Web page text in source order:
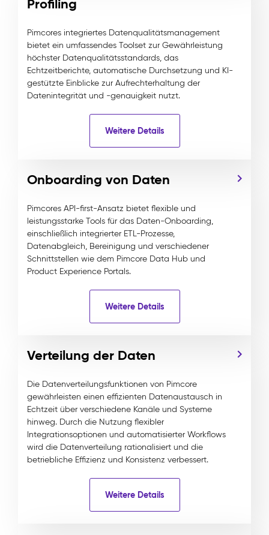
Profiling
Pimcores integriertes Datenqualitätsmanagement
bietet ein umfassendes Toolset zur Gewährleistung
höchster Datenqualitätsstandards, das
Echtzeitberichte, automatische Durchsetzung und KI-
gestützte Einblicke zur Aufrechterhaltung der
Datenintegrität und -genauigkeit nutzt.
Weitere Details
Onboarding von Daten
Pimcores API-first-Ansatz bietet flexible und
leistungsstarke Tools für das Daten-Onboarding,
einschließlich integrierter ETL-Prozesse,
Datenabgleich, Bereinigung und verschiedener
Schnittstellen wie dem Pimcore Data Hub und
Product Experience Portals.
Weitere Details
Verteilung der Daten
Die Datenverteilungsfunktionen von Pimcore
gewährleisten einen effizienten Datenaustausch in
Echtzeit über verschiedene Kanäle und Systeme
hinweg. Durch die Nutzung flexibler
Integrationsoptionen und automatisierter Workflows
wird die Datenverteilung rationalisiert und die
betriebliche Effizienz und Konsistenz verbessert.
Weitere Details